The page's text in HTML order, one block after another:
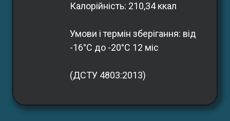
Калорійність: 210,34 ккал
Умови і термін зберігання: від
-16°С до -20°С 12 міс
(ДСТУ 4803:2013)